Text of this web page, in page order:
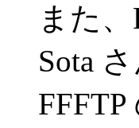
また
Sota